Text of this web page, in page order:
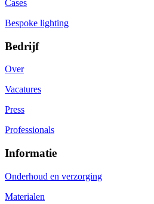
Cases
Bespoke lighting
Bedrijf
Over
Vacatures
Press
Professionals
Informatie
Onderhoud en verzorging
Materialen